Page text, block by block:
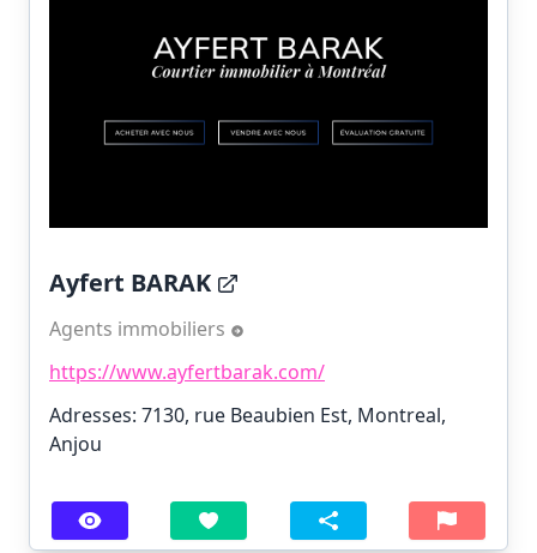
Ayfert BARAK
Agents immobiliers
https://www.ayfertbarak.com/
Adresses: 7130, rue Beaubien Est, Montreal,
Anjou